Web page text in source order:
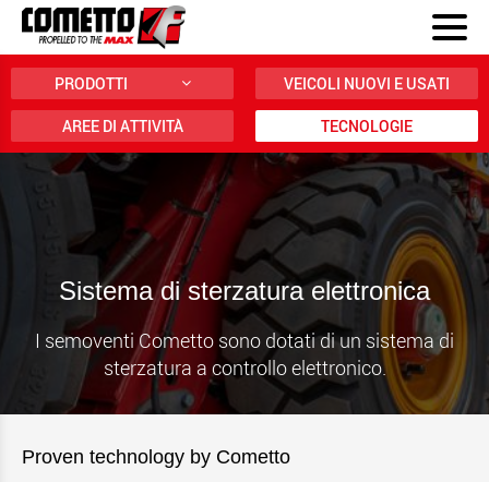
PRODOTTI VEICOLI NUOVI E USATI
AREE DI ATTIVITÀ TECNOLOGIE
Sistema di sterzatura elettronica
I semoventi Cometto sono dotati di un sistema di
sterzatura a controllo elettronico.
Proven technology by Cometto